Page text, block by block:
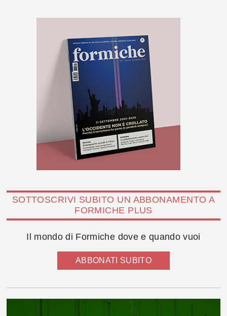
SOTTOSCRIVI SUBITO UN ABBONAMENTO A
FORMICHE PLUS
Il mondo di Formiche dove e quando vuoi
ABBONATI SUBITO